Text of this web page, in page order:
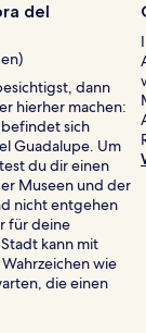
del
dann
hierher machen:
sich
Guadalupe. Um
du dir einen
Museen und der
nicht entgehen
für deine
kann mit
wie
die einen